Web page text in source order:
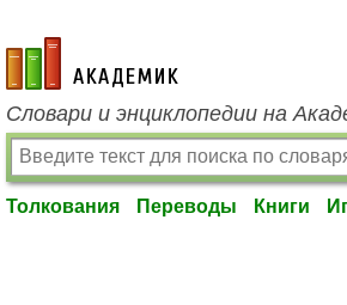
academic.ru
Словари и энциклопедии на
Толкования Переводы Книги